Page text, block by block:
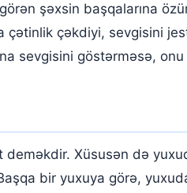
şəxsin başqalarına
çəkdiyi, sevgisini
sevgisini göstərməsə,
Xüsusən də
bir yuxuya görə,